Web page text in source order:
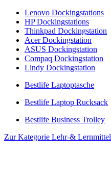
Lenovo Dockingstations
HP Dockingstations
Thinkpad Dockingstation
Acer Dockingstation
ASUS Dockingstation
Compaq Dockingstation
Lindy Dockingstation
Bestlife Laptoptasche
Bestlife Laptop Rucksack
Bestlife Business Trolley
Zur Kategorie Lehr-& Lernmittel